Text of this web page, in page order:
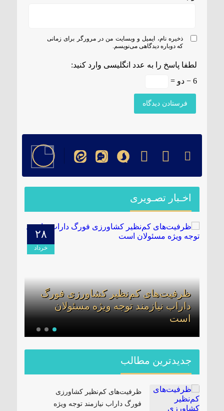
ذخیره نام، ایمیل و وبسایت من در مرورگر برای زمانی
که دوباره دیدگاهی می‌نویسم.
لطفا پاسخ را به عدد انگلیسی وارد کنید:
6 − دو =
اخـبار تصـویری
۲۸
خرداد
ظرفیت‌های کم‌نظیر کشاورزی فورگ
داراب نیازمند توجه ویژه مسئولان
است
جدیدترین مطالب
ظرفیت‌های کم‌نظیر کشاورزی
فورگ داراب نیازمند توجه ویژه